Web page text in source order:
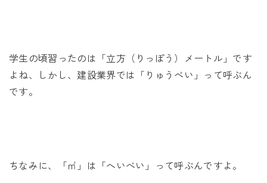
学生の頃習ったのは「立方（りっぽう）メートル」です
よね、しかし、建設業界では「りゅうべい」って呼ぶん
です。
ちなみに、「㎡」は「へいべい」って呼ぶんですよ。